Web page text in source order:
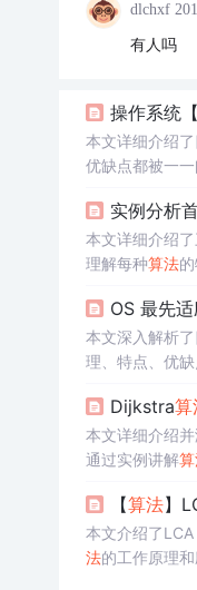
dlchxf
有人吗
操作系统
本文详细介绍
优缺点都被一
实例分析
本文详细介绍
理解每种算法的
OS 最先
本文深入解析
理、特点、优
Dijkstra算
本文详细介绍
通过实例讲解
【算法】
本文介绍了
法的工作原理